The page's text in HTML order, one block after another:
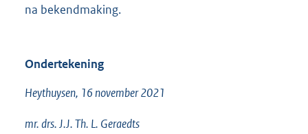
na bekendmaking.
Ondertekening
Heythuysen, 16 november 2021
mr. drs. J.J. Th. L. Geraedts